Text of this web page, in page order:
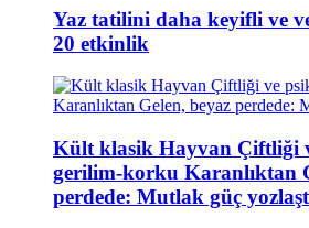
Yaz tatilini daha keyifli ve
20 etkinlik
Kült klasik Hayvan Çiftliği
gerilim-korku Karanlıktan
perdede: Mutlak güç